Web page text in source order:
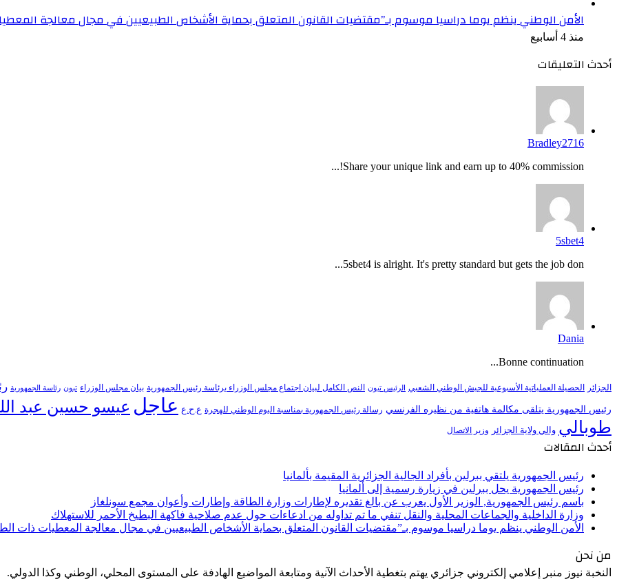
الأمن الوطني ينظم يوما دراسيا موسوم بـ”مقتضيات القانون المتعلق بحماية الأشخاص الطبيعيين في مجال معالجة
منذ 4 أسابيع
أحدث التعليقات
Bradley2716
Share your unique link and earn up to 40% commission!...
5sbet4
5sbet4 is alright. It's pretty standard but gets the job don...
Dania
Bonne continuation...
الجزائر الحصيلة العملياتية الأسبوعية للجيش الوطني الشعبي الرئيس تبون النص الكامل لبيان اجتماع مجلس الوزراء برئاسة رئيس الجمهورية بيان مجلس الوزراء تبون رئاسة الجمهورية
رئيس الجمهورية يتلقى مكالمة هاتفية من نظيره الفرنسي رسالة رئيس الجمهورية بمناسبة اليوم الوطني للهجرة ع.ح.ع عاجل عيسو حسين عبد
طوبالي والي ولاية الجزائر وزير الاتصال
أحدث المقالات
رئيس الجمهورية يلتقي ببرلين بأفراد الجالية الجزائرية المقيمة بألمانيا
رئيس الجمهورية يحل ببرلين في زيارة رسمية إلى ألمانيا
باسم رئيس الجمهورية, الوزير الأول يعرب عن بالغ تقديره لإطارات وزارة الطاقة وإطارات وأعوان مجمع سونلغاز
وزارة الداخلية والجماعات المحلية والنقل تنفي ما تم تداوله من ادعاءات حول عدم صلاحية فاكهة البطيخ الأحمر للاستهلاك
الأمن الوطني ينظم يوما دراسيا موسوم بـ”مقتضيات القانون المتعلق بحماية الأشخاص الطبيعيين في مجال معالجة المعطيات ذات
من نحن
النخبة نيوز منبر إعلامي إلكتروني جزائري يهتم بتغطية الأحداث الآنية ومتابعة المواضيع الهادفة على المستوى المحلي، الوطني وكذا الدولي.